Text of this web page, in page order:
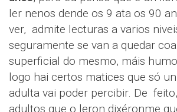
ler nenos dende os 9 ata os 90
ver, admite lecturas a varios
seguramente se van a quedar
superficial do mesmo, máis
logo hai certos matices que só
adulta vai poder percibir. De
adultos que o leron dixéronme